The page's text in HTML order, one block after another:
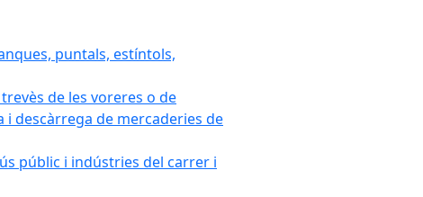
puntals, estíntols,
de les voreres o de
i descàrrega de mercaderies de
públic i indústries del carrer i